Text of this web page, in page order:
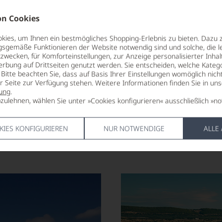
Cookies
um Ihnen ein bestmögliches Shopping-Erlebnis zu bieten. Dazu
Funktionieren der Website notwendig sind und solche, die
für Komforteinstellungen, zur Anzeige personalisierter
auf Drittseiten genutzt werden. Sie entscheiden, welche
beachten Sie, dass auf Basis Ihrer Einstellungen womöglich
Seite zur Verfügung stehen. Weitere Informationen finden Sie in
.
wählen Sie unter »Cookies konfigurieren« ausschließlich
KONFIGURIEREN NUR NOTWENDIGE ALLE
44,90
pro Flasche (1.5l), € 29,93 /L